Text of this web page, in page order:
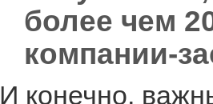
более чем
компании-
И конечно,